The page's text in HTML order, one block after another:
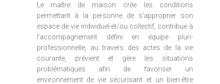
Le maître de maison crée les conditions
permettant à la personne de s’approprier son
espace de vie individuel et/ou collectif, contribue à
l’accompagnement défini en équipe pluri-
professionnelle, au travers des actes de la vie
courante, prévient et gère les situations
problématiques afin de favoriser un
environnement de vie sécurisant et un bien-être